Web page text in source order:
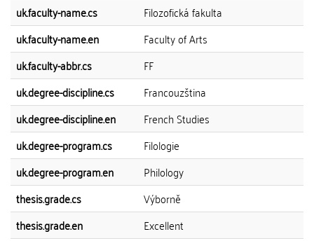
uk.faculty-name.cs
Filozofická fakulta
uk.faculty-name.en
Faculty of Arts
uk.faculty-abbr.cs
FF
uk.degree-discipline.cs
Francouzština
uk.degree-discipline.en
French Studies
uk.degree-program.cs
Filologie
uk.degree-program.en
Philology
thesis.grade.cs
Výborně
thesis.grade.en
Excellent